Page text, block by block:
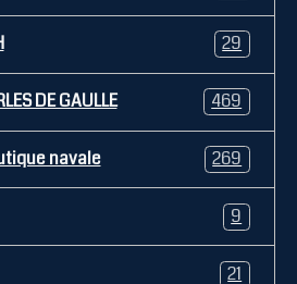
29
DE GAULLE 469
navale 269
9
21